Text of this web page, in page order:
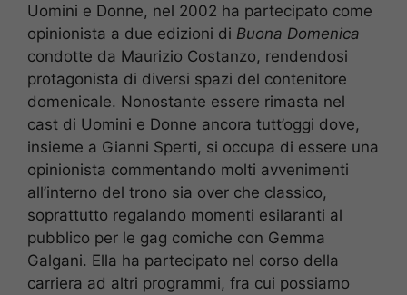
Uomini e Donne, nel 2002 ha partecipato come
opinionista a due edizioni di Buona Domenica
condotte da Maurizio Costanzo, rendendosi
protagonista di diversi spazi del contenitore
domenicale. Nonostante essere rimasta nel
cast di Uomini e Donne ancora tutt’oggi dove,
insieme a Gianni Sperti, si occupa di essere una
opinionista commentando molti avvenimenti
all’interno del trono sia over che classico,
soprattutto regalando momenti esilaranti al
pubblico per le gag comiche con Gemma
Galgani. Ella ha partecipato nel corso della
carriera ad altri programmi, fra cui possiamo